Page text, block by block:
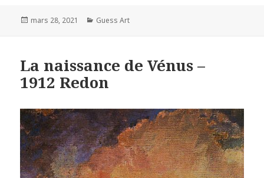
Posted
mars 28, 2021 Categories
Guess Art
La naissance de Vénus –
1912 Redon